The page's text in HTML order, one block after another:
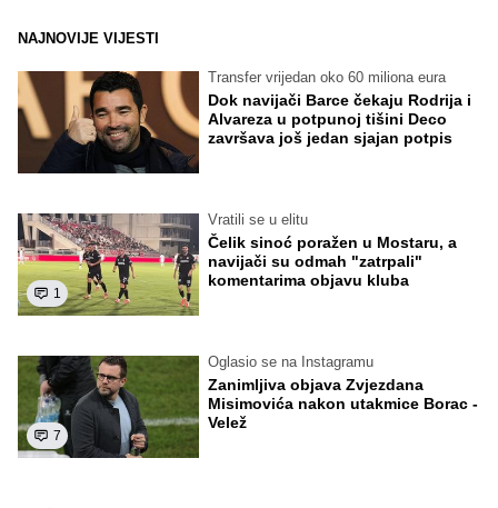
NAJNOVIJE VIJESTI
Transfer vrijedan oko 60 miliona eura
Dok navijači Barce čekaju Rodrija i
Alvareza u potpunoj tišini Deco
završava još jedan sjajan potpis
1
Vratili se u elitu
Čelik sinoć poražen u Mostaru, a
navijači su odmah "zatrpali"
komentarima objavu kluba
7
Oglasio se na Instagramu
Zanimljiva objava Zvjezdana
Misimovića nakon utakmice Borac -
Velež